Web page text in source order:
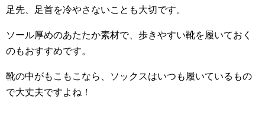
足先、足首を冷やさないことも大切です。
ソール厚めのあたたか素材で、歩きやすい靴を履いておく
のもおすすめです。
靴の中がもこもこなら、ソックスはいつも履いているもの
で大丈夫ですよね！